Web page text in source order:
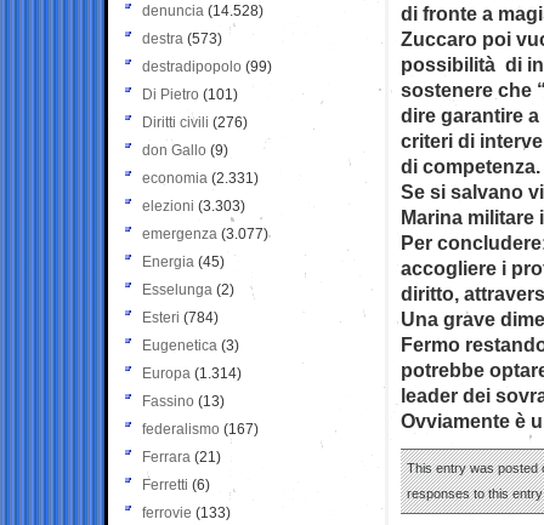
di fronte a
Zuccaro poi
possibilità di
sostenere che
dire garantire
criteri di
di competenza.
Se si salvano
Marina militare
Per
accogliere i
diritto,
Una grave
Fermo
potrebbe
leader dei
Ovviamente è
This entry was posted
responses to this
denuncia (14.528)
destra (573)
destradipopolo (99)
Di Pietro (101)
Diritti civili (276)
don Gallo (9)
economia (2.331)
elezioni (3.303)
emergenza (3.077)
Energia (45)
Esselunga (2)
Esteri (784)
Eugenetica (3)
Europa (1.314)
Fassino (13)
federalismo (167)
Ferrara (21)
Ferretti (6)
ferrovie (133)